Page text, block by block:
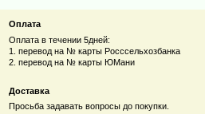
Оплата
Оплата в течении 5дней:
1. перевод на № карты Росссельхозбанка
2. перевод на № карты ЮМани
Доставка
Просьба задавать вопросы до покупки.